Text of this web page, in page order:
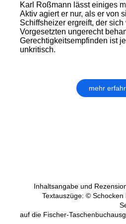
Karl Roßmann lässt einiges
Aktiv agiert er nur, als er von
Schiffsheizer ergreift, der
Vorgesetzten ungerecht
Gerechtigkeitsempfinden ist
unkritisch.
mehr
Inhaltsangabe und
Textauszüge: ©
auf die Fischer-